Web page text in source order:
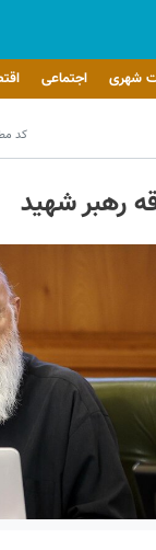
شهری اجتماعی
کد
رهبر شهید